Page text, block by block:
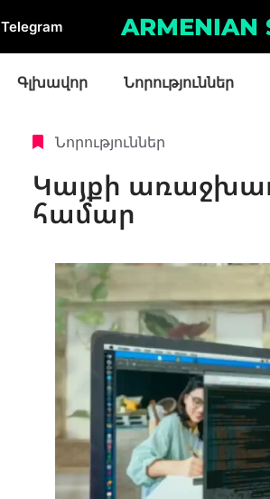
Telegram ARMENIAN
Գլխավոր Նորություններ
Նորություններ
Կայքի
համար